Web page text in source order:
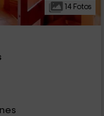
14 Fotos